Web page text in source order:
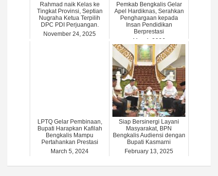
Rahmad naik Kelas ke
Tingkat Provinsi, Septian
Nugraha Ketua Terpilih
DPC PDI Perjuangan.
November 24, 2025
Pemkab Bengkalis Gelar
Apel Hardiknas, Serahkan
Penghargaan kepada
Insan Pendidikan
Berprestasi
May 4, 2026
LPTQ Gelar Pembinaan,
Bupati Harapkan Kafilah
Bengkalis Mampu
Pertahankan Prestasi
March 5, 2024
Siap Bersinergi Layani
Masyarakat, BPN
Bengkalis Audiensi dengan
Bupati Kasmarni
February 13, 2025